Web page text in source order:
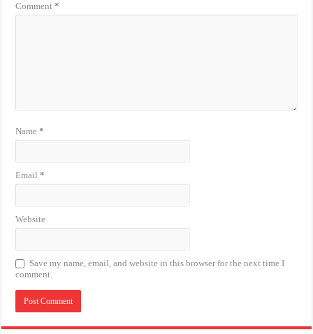
Comment*
Name*
Email*
Website
Save my name, email, and website in this browser for the next time I
comment.